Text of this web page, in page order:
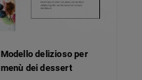
Modello delizioso per
menù dei dessert